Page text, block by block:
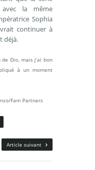
avec la même
Sophia
continuer à
déjà.
Dio, mais j’ai bon
à un moment
Fam Partners
Article suivant